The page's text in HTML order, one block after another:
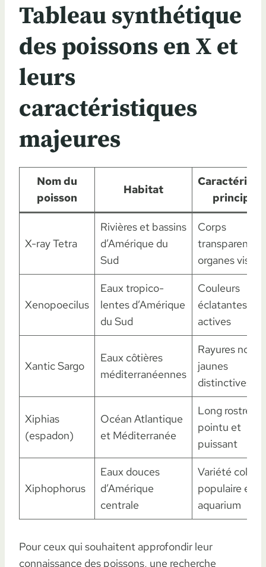
Tableau synthétique
des poissons en X et
leurs
caractéristiques
majeures
Nom du
poisson
Habitat
principale
X-ray Tetra
Rivières et bassins
d’Amérique du
Sud
Corps
transparent,
organes
Xenopoecilus
Eaux tropico-
lentes d’Amérique
du Sud
Couleurs
éclatantes et
actives
Xantic Sargo
Eaux côtières
méditerranéennes
Rayures
jaunes
distinctives
Xiphias
(espadon)
Océan Atlantique
et Méditerranée
Long rostre
pointu et
puissant
Xiphophorus
Eaux douces
d’Amérique
centrale
Variété
populaire en
aquarium
Pour ceux qui souhaitent approfondir leur
connaissance des poissons, une recherche